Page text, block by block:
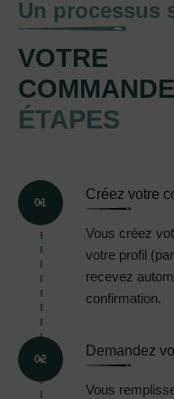
Un processus
VOTRE
ÉTAPES
01
Créez votre
Vous créez
votre profil
recevez
confirmation.
02
Demandez
Vous